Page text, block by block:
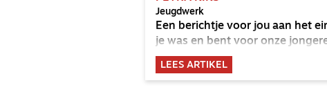
Jeugdwerk
Een berichtje voor jou aan het
je was en bent voor onze
LEES ARTIKEL